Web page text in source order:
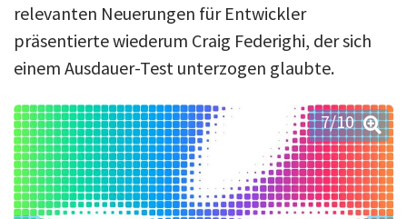
relevanten Neuerungen für Entwickler
präsentierte wiederum Craig Federighi, der sich
einem Ausdauer-Test unterzogen glaubte.
7/10